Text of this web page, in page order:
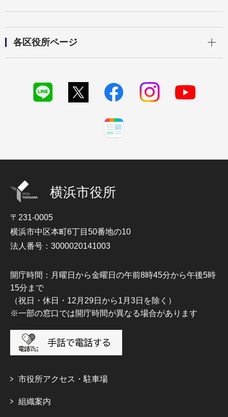
各区役所ページ
横浜市役所
〒231-0005
横浜市中区本町6丁目50番地の10
法人番号：3000020141003
開庁時間：月曜日から金曜日の午前8時45分から午後5時
15分まで
（祝日・休日・12月29日から1月3日を除く）
※一部の窓口では開庁時間が異なる場合があります
市役所アクセス・駐車場
組織案内